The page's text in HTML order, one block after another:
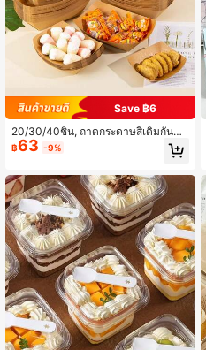
Save ฿6
20/30/40ชิ้น, ถาดกระดาษสีเดิมกันน้ำ
มัน กระดาษคราฟท์ กล่องกระดาษเรือ ก
ล่องของว่าง กล่องโชว์เปิด ฝรั่งเศสทอด
บไม่ต้อง ถาดกระดาษอาหารพกพาสำห
รับการปิคนิคที่บ้าน
฿63 -9%